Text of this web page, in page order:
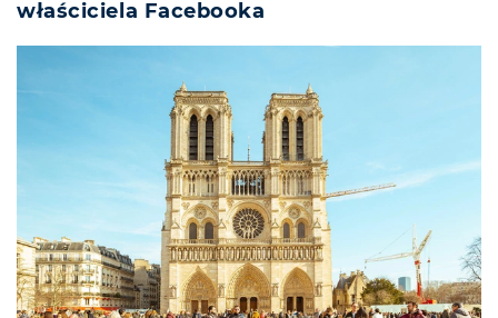
właściciela Facebooka